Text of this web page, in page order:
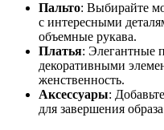
Пальто: Выбирайте
с интересными
объемные рукава.
Платья: Элегантные
декоративными
женственность.
Аксессуары:
для завершения